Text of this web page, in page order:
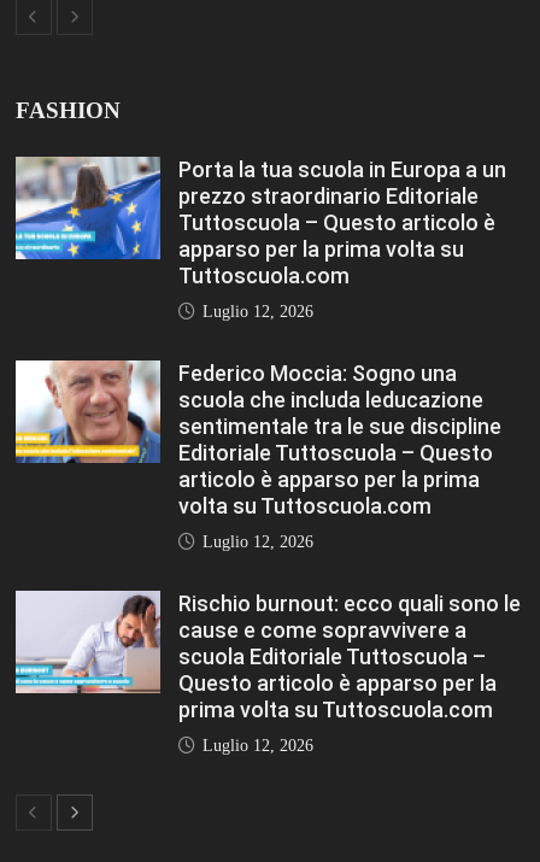
FASHION
Porta la tua scuola in Europa a un
prezzo straordinario Editoriale
Tuttoscuola – Questo articolo è
apparso per la prima volta su
Tuttoscuola.com
Luglio 12, 2026
Federico Moccia: Sogno una
scuola che includa leducazione
sentimentale tra le sue discipline
Editoriale Tuttoscuola – Questo
articolo è apparso per la prima
volta su Tuttoscuola.com
Luglio 12, 2026
Rischio burnout: ecco quali sono le
cause e come sopravvivere a
scuola Editoriale Tuttoscuola –
Questo articolo è apparso per la
prima volta su Tuttoscuola.com
Luglio 12, 2026